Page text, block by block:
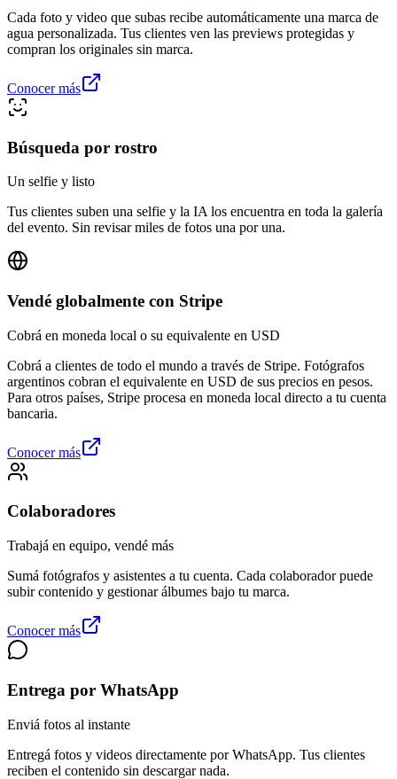
Cada foto y video que subas recibe automáticamente una marca de
agua personalizada. Tus clientes ven las previews protegidas y
compran los originales sin marca.
Conocer más
Búsqueda por rostro
Un selfie y listo
Tus clientes suben una selfie y la IA los encuentra en toda la galería
del evento. Sin revisar miles de fotos una por una.
Vendé globalmente con Stripe
Cobrá en moneda local o su equivalente en USD
Cobrá a clientes de todo el mundo a través de Stripe. Fotógrafos
argentinos cobran el equivalente en USD de sus precios en pesos.
Para otros países, Stripe procesa en moneda local directo a tu cuenta
bancaria.
Conocer más
Colaboradores
Trabajá en equipo, vendé más
Sumá fotógrafos y asistentes a tu cuenta. Cada colaborador puede
subir contenido y gestionar álbumes bajo tu marca.
Conocer más
Entrega por WhatsApp
Enviá fotos al instante
Entregá fotos y videos directamente por WhatsApp. Tus clientes
reciben el contenido sin descargar nada.